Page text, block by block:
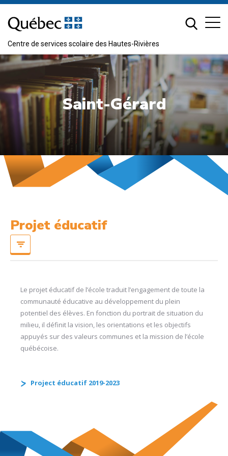
au
contenu
Centre de services scolaire des Hautes-Rivières
Saint-Gérard
Projet éducatif
Le projet éducatif de l’école traduit l’engagement de toute la
communauté éducative au développement du plein
potentiel des élèves. En fonction du portrait de situation du
milieu, il définit la vision, les orientations et les objectifs
appuyés sur des valeurs communes et la mission de l’école
québécoise.
Project éducatif 2019-2023